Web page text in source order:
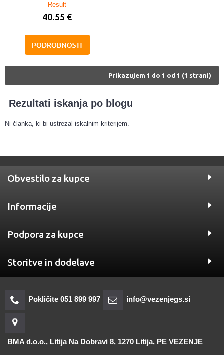
Result
40.55 €
Prikazujem 1 do 1 od 1 (1 strani)
Rezultati iskanja po blogu
Ni članka, ki bi ustrezal iskalnim kriterijem.
Obvestilo za kupce
Informacije
Podpora za kupce
Storitve in dodelave
Pokličite 051 899 997 info@vezenjegs.si
BMA d.o.o., Litija Na Dobravi 8, 1270 Litija, PE VEZENJE